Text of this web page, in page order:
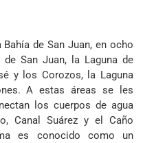
de San Juan, en ocho
San Juan, la Laguna de
y los Corozos, la Laguna
A estas áreas se les
los cuerpos de agua
Canal Suárez y el Caño
es conocido como un